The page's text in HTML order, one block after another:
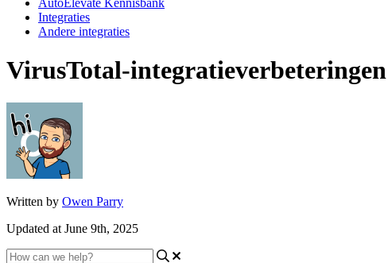
AutoElevate Kennisbank
Integraties
Andere integraties
VirusTotal-integratieverbeteringen
Written by Owen Parry
Updated at June 9th, 2025